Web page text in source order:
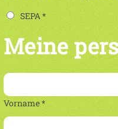
SEPA *
Meine
Vorname *